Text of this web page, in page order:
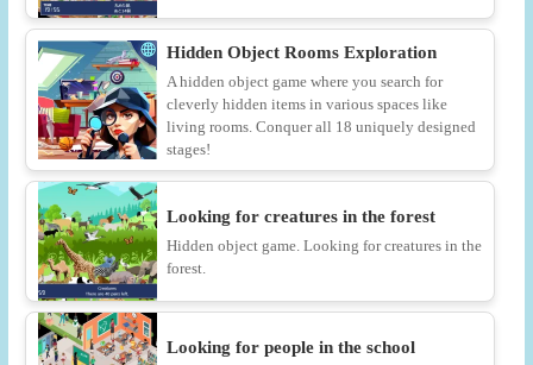
Hidden Object Rooms Exploration
A hidden object game where you search for
cleverly hidden items in various spaces like
living rooms. Conquer all 18 uniquely designed
stages!
Looking for creatures in the forest
Hidden object game. Looking for creatures in the
forest.
Looking for people in the school